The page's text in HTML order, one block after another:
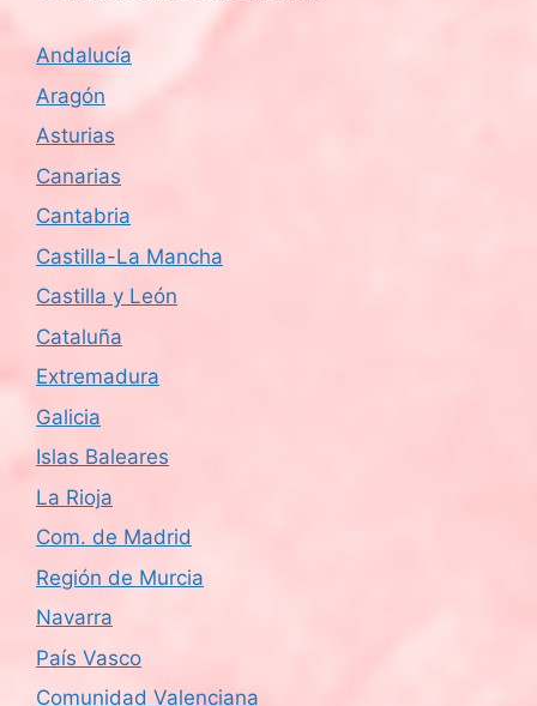
Andalucía
Aragón
Asturias
Canarias
Cantabria
Castilla-La Mancha
Castilla y León
Cataluña
Extremadura
Galicia
Islas Baleares
La Rioja
Com. de Madrid
Región de Murcia
Navarra
País Vasco
Comunidad Valenciana